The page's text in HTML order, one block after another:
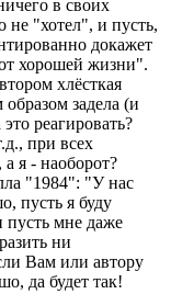
в своих
не "хотел", и пусть,
докажет
хорошей жизни".
хлёсткая
задела (и
реагировать?
при всех
я - наоборот?
"1984": "У нас
пусть я буду
пусть мне даже
ни
Вам или автору
да будет так!